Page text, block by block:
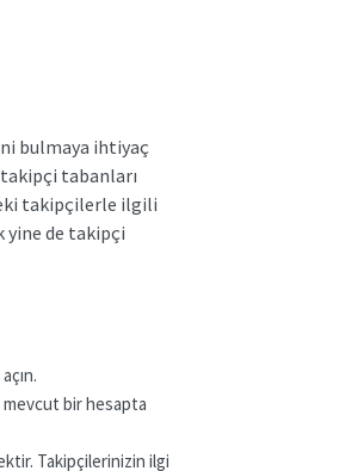
bulmaya ihtiyaç
takipçi tabanları
takipçilerle ilgili
yine de takipçi
mevcut bir hesapta
Takipçilerinizin ilgi